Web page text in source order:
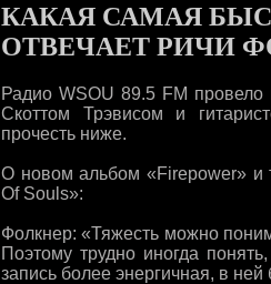
КАКАЯ САМАЯ
ОТВЕЧАЕТ РИЧИ
Радио WSOU 89.5 FM
Скоттом Трэвисом и
прочесть ниже.
О новом альбом «Firepower» и
Of Souls»:
Фолкнер: «Тяжесть можно
Поэтому трудно иногда
запись более энергичная, в ней